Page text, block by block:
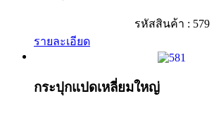
รหัสสินค้า : 579
รายละเอียด
กระปุกแปดเหลี่ยมใหญ่